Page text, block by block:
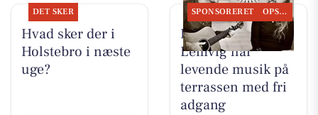
DET SKER
Hvad sker der i
Holstebro i næste
uge?
SPONSORERET OPSLAGSTAVLEN
Restaurant Luna
Lemvig har
levende musik på
terrassen med fri
adgang